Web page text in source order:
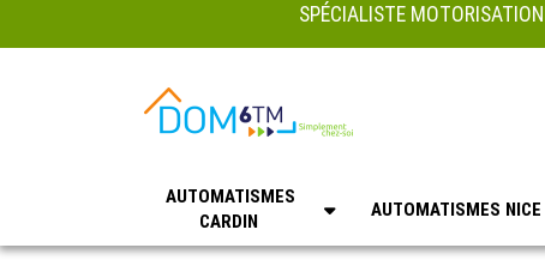
SPÉCIALISTE
AUTOMATISMES
CARDIN
AUTOMATISMES NICE